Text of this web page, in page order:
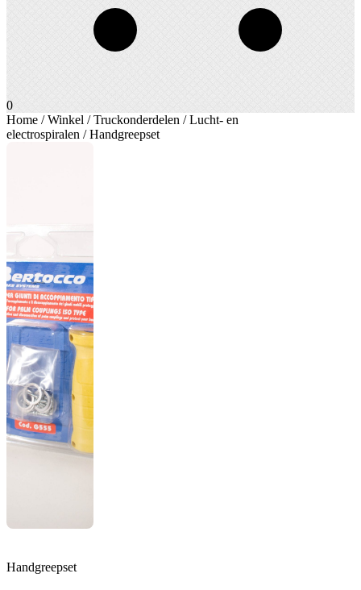
0
Home /Winkel /Truckonderdelen /Lucht- en
electrospiralen / Handgreepset
Handgreepset